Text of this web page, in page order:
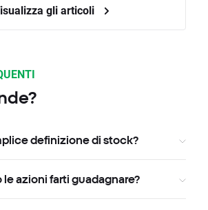
gli articoli
definizione di stock?
azioni farti guadagnare?